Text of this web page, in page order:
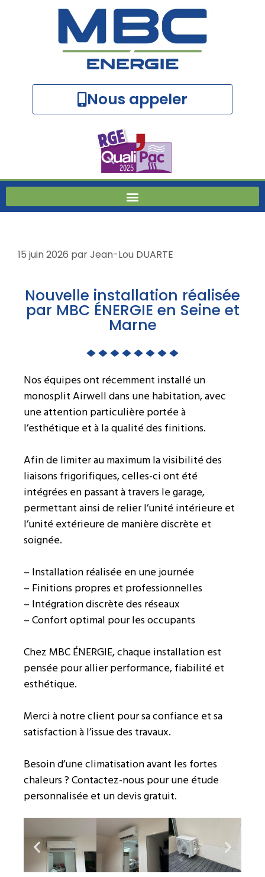
Nous appeler
15 juin 2026 parJean-Lou DUARTE
Nouvelle installation réalisée
par MBC ÉNERGIE en Seine et
Marne
Nos équipes ont récemment installé un
monosplit Airwell dans une habitation, avec
une attention particulière portée à
l’esthétique et à la qualité des finitions.
Afin de limiter au maximum la visibilité des
liaisons frigorifiques, celles-ci ont été
intégrées en passant à travers le garage,
permettant ainsi de relier l’unité intérieure et
l’unité extérieure de manière discrète et
soignée.
– Installation réalisée en une journée
– Finitions propres et professionnelles
– Intégration discrète des réseaux
– Confort optimal pour les occupants
Chez MBC ÉNERGIE, chaque installation est
pensée pour allier performance, fiabilité et
esthétique.
Merci à notre client pour sa confiance et sa
satisfaction à l’issue des travaux.
Besoin d’une climatisation avant les fortes
chaleurs ? Contactez-nous pour une étude
personnalisée et un devis gratuit.